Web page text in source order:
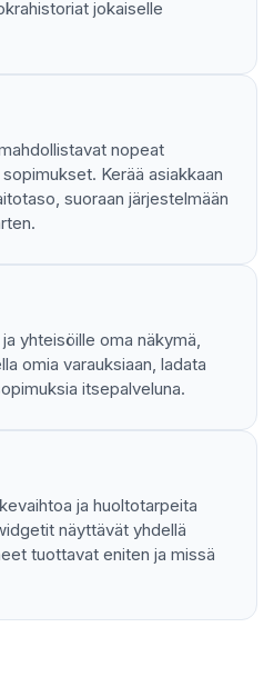
jokaiselle
nopeat
Kerää asiakkaan
suoraan järjestelmään
yhteisöille oma näkymä,
omia varauksiaan, ladata
itsepalveluna.
ja huoltotarpeita
näyttävät yhdellä
tuottavat eniten ja missä